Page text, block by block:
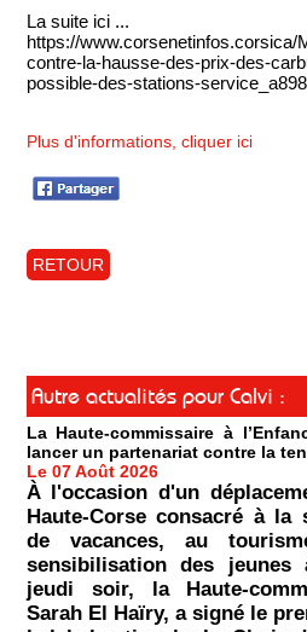
La suite ici ...
https://www.corsenetinfos.corsica/
contre-la-hausse-des-prix-des-
possible-des-stations-
Plus d'informations, cliquer ici
RETOUR
Autre actualités pour Calvi :
La Haute-commissaire à
lancer un partenariat contre la
Le 07 Août 2026
À l'occasion d'un
Haute-Corse consacré à la
de vacances, au
sensibilisation des
jeudi soir, la Haute-
Sarah El Haïry, a signé le